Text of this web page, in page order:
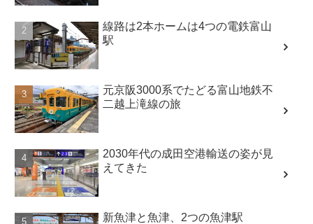
線路は2本ホームは4つの電鉄富山
駅
元京阪3000系でたどる富山地鉄不
二越上滝線の旅
2030年代の成田空港輸送の姿が見
えてきた
新魚津と魚津、2つの魚津駅